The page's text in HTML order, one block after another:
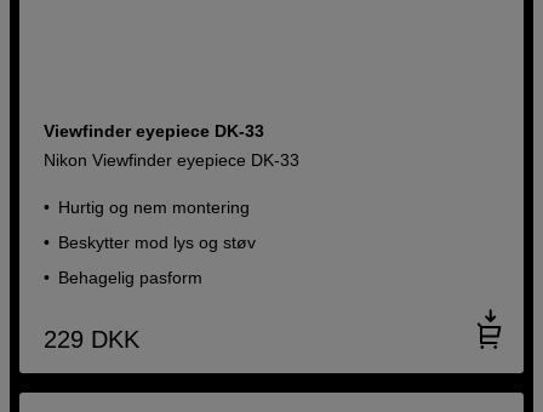
Viewfinder eyepiece DK-33
Nikon Viewfinder eyepiece DK-33
Hurtig og nem montering
Beskytter mod lys og støv
Behagelig pasform
229 DKK